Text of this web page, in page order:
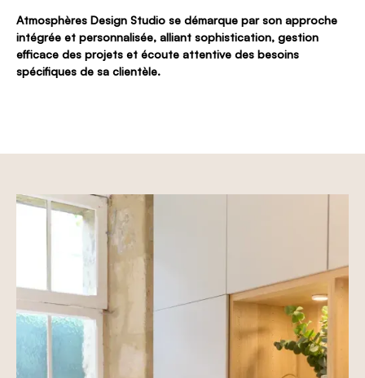
Atmosphères Design Studio se démarque par son approche
intégrée et personnalisée, alliant sophistication, gestion
efficace des projets et écoute attentive des besoins
spécifiques de sa clientèle.